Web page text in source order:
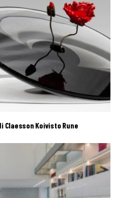
Claesson Koivisto Rune